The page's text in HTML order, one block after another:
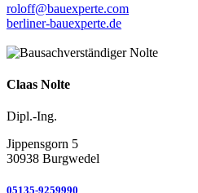
roloff@bauexperte.com
berliner-bauexperte.de
Claas Nolte
Dipl.-Ing.
Jippensgorn 5
30938 Burgwedel
05135-9259990